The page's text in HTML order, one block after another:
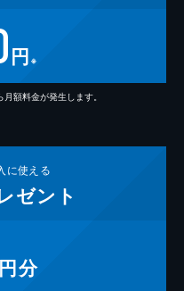
円 ※
額料金が発生します。
に使える
ゼント
円分